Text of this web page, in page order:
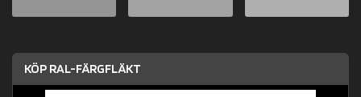
KÖP RAL-FÄRGFLÄKT